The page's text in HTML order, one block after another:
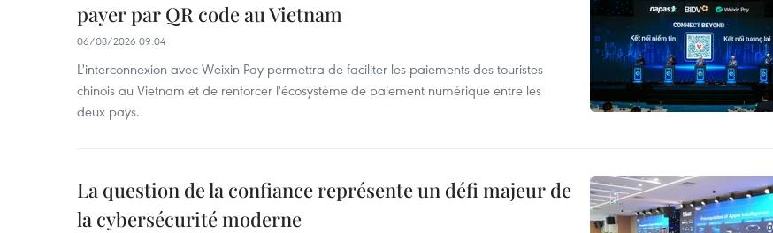
payer par QR code au Vietnam
06/08/2026 09:04
L'interconnexion avec Weixin Pay permettra de faciliter les paiements des touristes
chinois au Vietnam et de renforcer l'écosystème de paiement numérique entre les
deux pays.
La question de la confiance représente un défi majeur de
la cybersécurité moderne